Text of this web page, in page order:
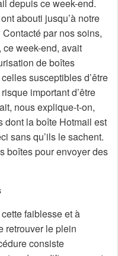
depuis ce week-end.
abouti jusqu’à notre
par nos soins,
week-end, avait
de boîtes
susceptibles d’être
important d’être
nous explique-t-on,
dont la boîte Hotmail est
sans qu’ils le sachent.
boîtes pour envoyer des
faiblesse et à
retrouver le plein
consiste